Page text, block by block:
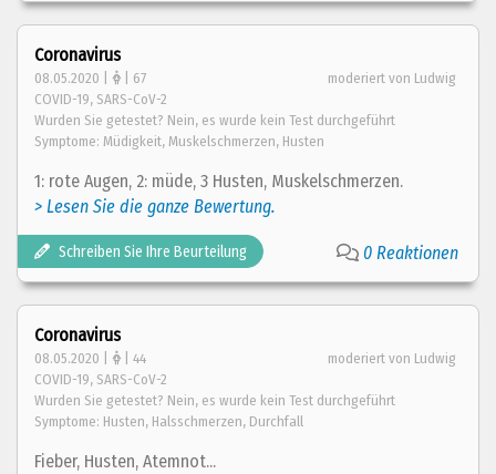
Coronavirus
08.05.2020 | | 67
moderiert von Ludwig
COVID-19, SARS-CoV-2
Wurden Sie getestet? Nein, es wurde kein Test durchgeführt
Symptome: Müdigkeit, Muskelschmerzen, Husten
1: rote Augen, 2: müde, 3 Husten, Muskelschmerzen.
> Lesen Sie die ganze Bewertung.
Schreiben Sie Ihre Beurteilung 0 Reaktionen
Coronavirus
08.05.2020 | | 44
moderiert von Ludwig
COVID-19, SARS-CoV-2
Wurden Sie getestet? Nein, es wurde kein Test durchgeführt
Symptome: Husten, Halsschmerzen, Durchfall
Fieber, Husten, Atemnot...